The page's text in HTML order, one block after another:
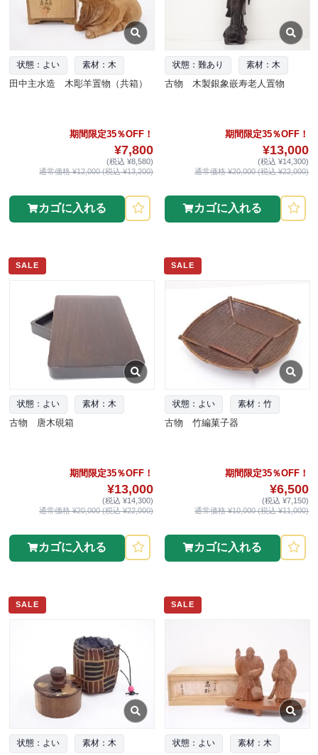
状態：よい 素材：木
田中主水造 木彫羊置物（共箱）
期間限定35％OFF！
¥7,800
(税込 ¥8,580)
通常価格 ¥12,000 (税込 ¥13,200)
カゴに入れる
状態：難あり 素材：木
古物 木製銀象嵌寿老人置物
期間限定35％OFF！
¥13,000
(税込 ¥14,300)
通常価格 ¥20,000 (税込 ¥22,000)
カゴに入れる
SALE
状態：よい 素材：木
古物 唐木硯箱
期間限定35％OFF！
¥13,000
(税込 ¥14,300)
通常価格 ¥20,000 (税込 ¥22,000)
カゴに入れる
SALE
状態：よい 素材：竹
古物 竹編菓子器
期間限定35％OFF！
¥6,500
(税込 ¥7,150)
通常価格 ¥10,000 (税込 ¥11,000)
カゴに入れる
SALE
状態：よい 素材：木
SALE
状態：よい 素材：木